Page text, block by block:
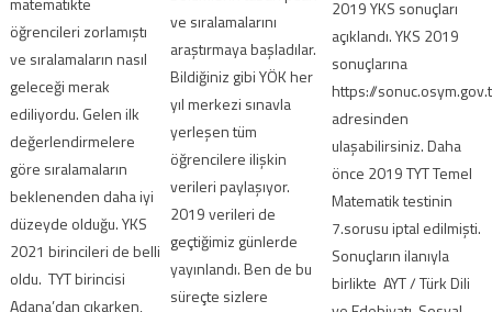
öğrencileri zorlamıştı
ve sıralamaların nasıl
geleceği merak
ediliyordu. Gelen ilk
değerlendirmelere
göre sıralamaların
beklenenden daha iyi
düzeyde olduğu. YKS
2021 birincileri de belli
oldu. TYT birincisi
Adana’dan çıkarken,
ve sıralamalarını
araştırmaya başladılar.
Bildiğiniz gibi YÖK her
yıl merkezi sınavla
yerleşen tüm
öğrencilere ilişkin
verileri paylaşıyor.
2019 verileri de
geçtiğimiz günlerde
yayınlandı. Ben de bu
süreçte sizlere
2019 YKS sonuçları
açıklandı. YKS 2019
sonuçlarına
https://
adresinden
ulaşabilirsiniz. Daha
önce 2019 TYT Temel
Matematik testinin
7.sorusu iptal edilmişti.
Sonuçların ilanıyla
birlikte AYT / Türk Dili